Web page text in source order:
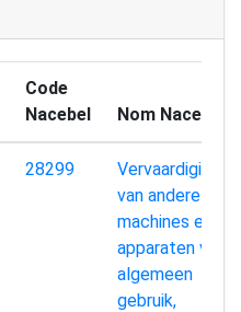
Code
Nacebel
Nom Nacebel
28299
Vervaardiging
van andere
machines en
apparaten voor
algemeen
gebruik,